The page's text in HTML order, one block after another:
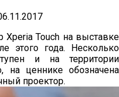
Xperia Touch на выставке
этого года. Несколько
и на территории
на ценнике обозначена
проектор.